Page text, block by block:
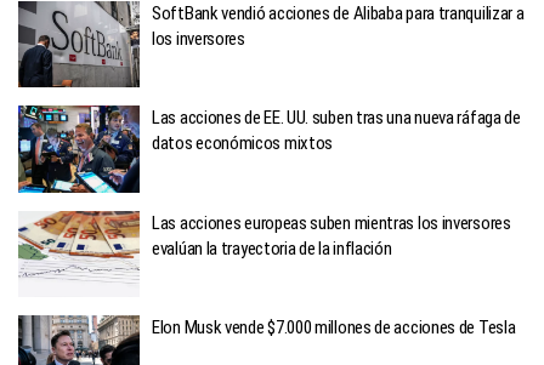
SoftBank vendió acciones de Alibaba para tranquilizar a
los inversores
Las acciones de EE. UU. suben tras una nueva ráfaga de
datos económicos mixtos
Las acciones europeas suben mientras los inversores
evalúan la trayectoria de la inflación
Elon Musk vende $7.000 millones de acciones de Tesla